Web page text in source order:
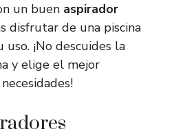
un buen aspirador
disfrutar de una piscina
¡No descuides la
y elige el mejor